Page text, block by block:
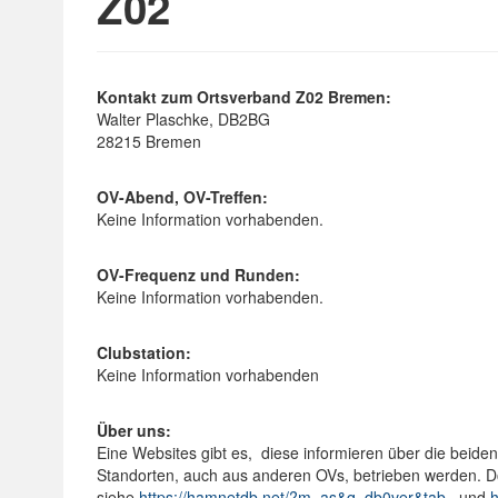
Kontakt zum Ortsverband Z02 Bremen:
Walter Plaschke, DB2BG
28215 Bremen
OV-Abend, OV-Treffen:
Keine Information vorhabenden.
OV-Frequenz und Runden:
Keine Information vorhabenden.
Clubstation:
Keine Information vorhabenden
Über uns:
Eine Websites gibt es, diese informieren über die
Standorten, auch aus anderen OVs, betrieben werden.